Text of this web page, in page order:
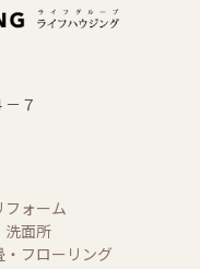
７
フォーム
洗面所
・フローリング